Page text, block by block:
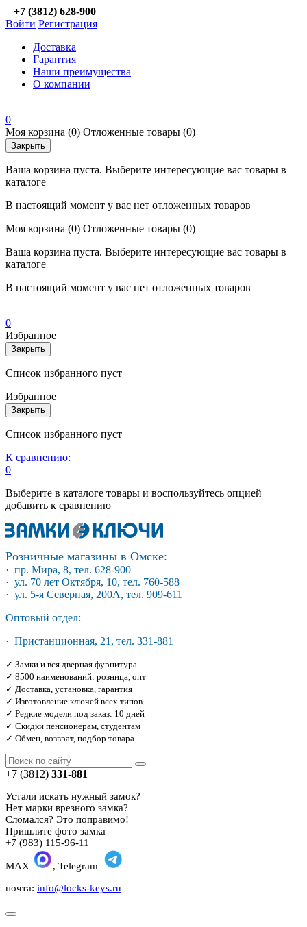
+7 (3812) 628-900
Войти Регистрация
Доставка
Гарантия
Наши преимущества
О компании
0
Моя корзина (0) Отложенные товары (0)
Закрыть
Ваша корзина пуста. Выберите интересующие вас товары в
каталоге
В настоящий момент у вас нет отложенных товаров
Моя корзина (0) Отложенные товары (0)
Ваша корзина пуста. Выберите интересующие вас товары в
каталоге
В настоящий момент у вас нет отложенных товаров
0
Избранное
Закрыть
Список избранного пуст
Избранное
Закрыть
Список избранного пуст
К сравнению:
0
Выберите в каталоге товары и воспользуйтесь опцией
добавить к сравнению
Розничные магазины в Омске:
· пр. Мира, 8, тел. 628-900
· ул. 70 лет Октября, 10, тел. 760-588
· ул. 5-я Северная, 200А, тел. 909-611
Оптовый отдел:
· Пристанционная, 21, тел. 331-881
✓ Замки и вся дверная фурнитура
✓ 8500 наименований: розница, опт
✓ Доставка, установка, гарантия
✓ Изготовление ключей всех типов
✓ Редкие модели под заказ: 10 дней
✓ Скидки пенсионерам, студентам
✓ Обмен, возврат, подбор товара
+7 (3812) 331-881
Устали искать нужный замок?
Нет марки врезного замка?
Сломался? Это поправимо!
Пришлите фото замка
+7 (983) 115-96-11
MAX
, Telegram
почта: info@locks-keys.ru